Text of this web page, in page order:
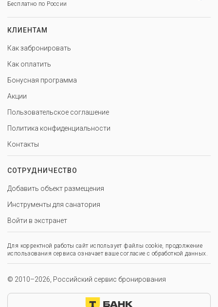
Бесплатно по России
КЛИЕНТАМ
Как забронировать
Как оплатить
Бонусная программа
Акции
Пользовательское соглашение
Политика конфиденциальности
Контакты
СОТРУДНИЧЕСТВО
Добавить объект размещения
Инструменты для санатория
Войти в экстранет
Для корректной работы сайт использует файлы cookie, продолжение
использования сервиса означает ваше согласие с обработкой данных.
© 2010–2026, Российский сервис бронирования